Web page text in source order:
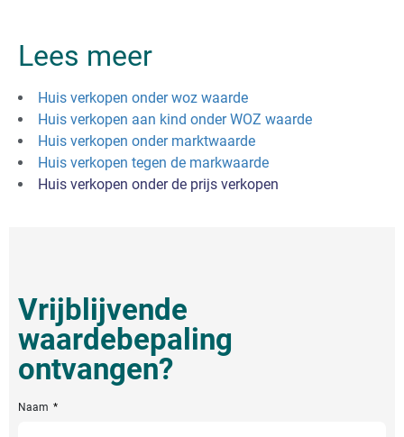
Lees meer
Huis verkopen onder woz waarde
Huis verkopen aan kind onder WOZ waarde
Huis verkopen onder marktwaarde
Huis verkopen tegen de markwaarde
Huis verkopen onder de prijs verkopen
Vrijblijvende
waardebepaling
ontvangen?
Naam